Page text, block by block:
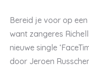
Bereid je voor op
want zangeres
nieuwe single
door Jeroen